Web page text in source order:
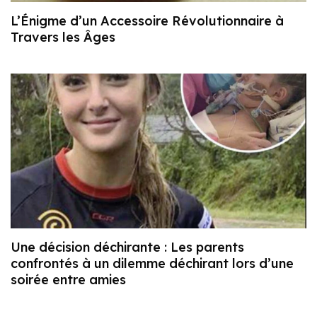
L’Énigme d’un Accessoire Révolutionnaire à
Travers les Âges
Une décision déchirante : Les parents
confrontés à un dilemme déchirant lors d’une
soirée entre amies